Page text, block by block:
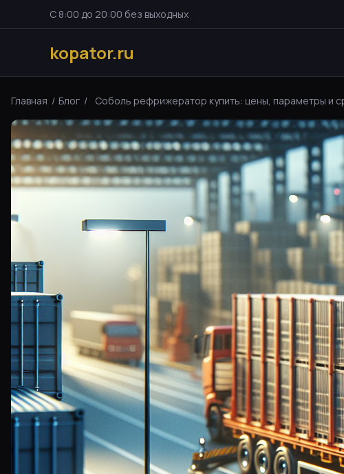
С 8:00 до 20:00 без выходных
kopator.ru
Главная / Блог / Соболь рефрижератор купить: цены, параметры и